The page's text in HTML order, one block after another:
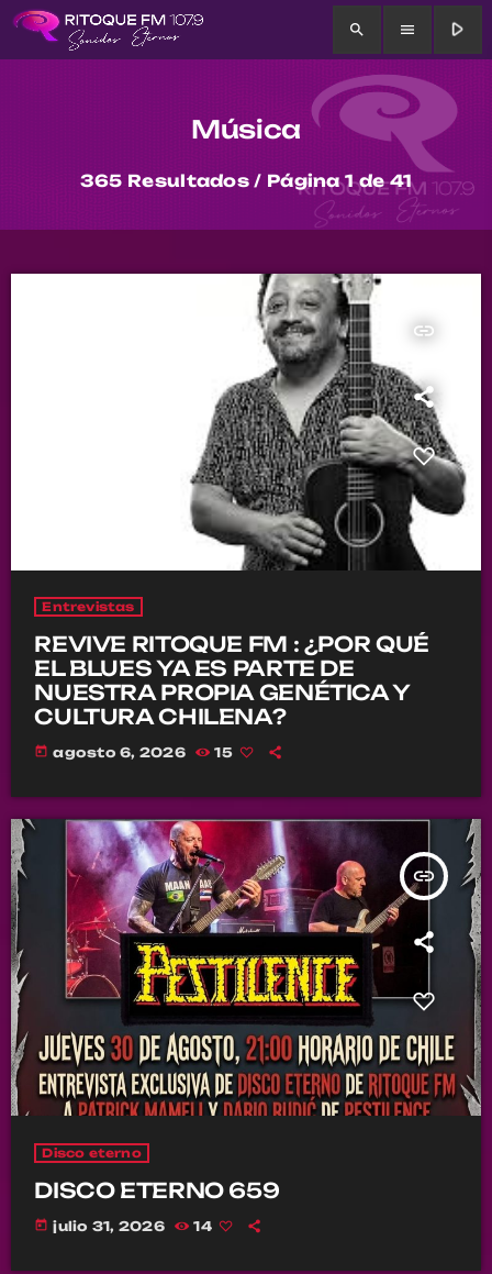
search menu play_arrow
Música
365 Resultados / Página 1 de 41
insert_link
Entrevistas
REVIVE RITOQUE FM : ¿POR QUÉ
EL BLUES YA ES PARTE DE
NUESTRA PROPIA GENÉTICA Y
CULTURA CHILENA?
today agosto 6, 2026 15
insert_link
Disco eterno
DISCO ETERNO 659
today julio 31, 2026 14